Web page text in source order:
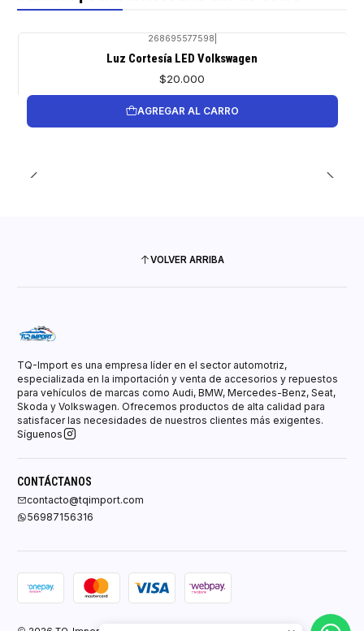
268695577598
Luz Cortesía LED Volkswagen
$20.000
AGREGAR AL CARRO
VOLVER ARRIBA
TQ-Import es una empresa líder en el sector automotriz,
especializada en la importación y venta de accesorios y repuestos
para vehículos de marcas como Audi, BMW, Mercedes-Benz, Seat,
Skoda y Volkswagen. Ofrecemos productos de alta calidad para
satisfacer las necesidades de nuestros clientes más exigentes.
Síguenos
CONTÁCTANOS
contacto@tqimport.com
56987156316